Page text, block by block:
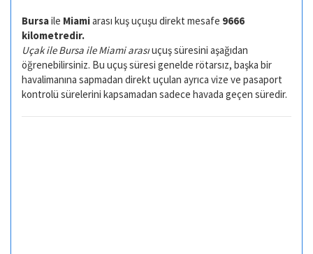
Bursaile Miamiarası kuş uçuşu direkt mesafe 9666
kilometredir.
Uçak ile Bursa ile Miami arasıuçuş süresini aşağıdan
öğrenebilirsiniz. Bu uçuş süresi genelde rötarsız, başka bir
havalimanına sapmadan direkt uçulan ayrıca vize ve pasaport
kontrolü sürelerini kapsamadan sadece havada geçen süredir.